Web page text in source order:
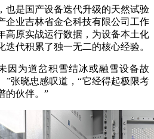
是国产设备迭代升级的天然试验
企业吉林省金仑科技有限公司工作
高原实战运行数据，为设备本土化
代积累了独一无二的核心经验。
为道岔积雪结冰或融雪设备故
”张晓忠感叹道，“它经得起极限考
的伙伴。”